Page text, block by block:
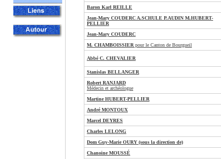
Baron Karl REILLE
Jean-Mary COUDERC A.SCHULE P.AUDIN M.HUBERT-
PELLIER
Jean-Mary COUDERC
M. CHAMBOISSIER pour le Canton de Bourgueil
Abbé C. CHEVALIER
Stanislas BELLANGER
Robert RANJARD
Médecin et archéologue
Martine HUBERT-PELLIER
André MONTOUX
Marcel DEYRES
Charles LELONG
Dom Guy-Marie OURY (sous la direction de)
Chanoine MOUSSÉ